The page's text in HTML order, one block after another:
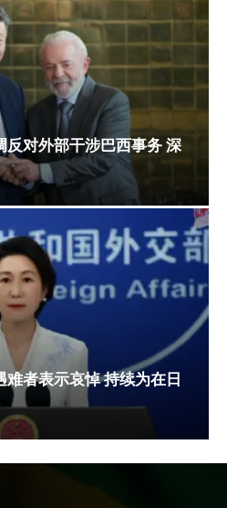
反对外部干涉巴西事务 深
难者表示哀悼 持续为在日